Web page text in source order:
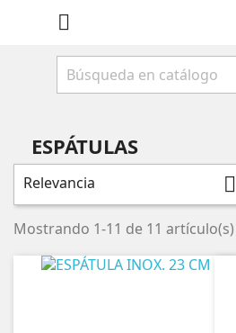

ESPÁTULAS
Relevancia 
Mostrando 1-11 de 11 artículo(s)